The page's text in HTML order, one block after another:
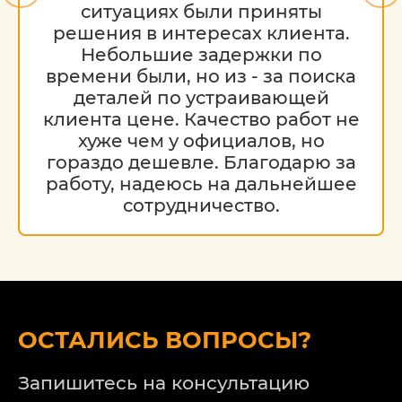
эффективные технологии и методики,
что позволяет выполнять по-настоящему
качественные жестяные работы
Фольксваген срочно и с минимальными
затратами для автовладельца. Мы
обеспечиваем полное восстановление
кузова транспортного средства даже
после наиболее сложных повреждений.
Обратите внимание на то, что данный
интернет-ресурс (в том числе указанные
ознакомительный характер и ни при
Статьи 437 (2) Гражданского кодекса РФ.
зависимости от марки автомобиля, его
ситуациях были приняты
решения в интересах клиента.
Небольшие задержки по
времени были, но из - за поиска
деталей по устраивающей
клиента цене. Качество работ не
хуже чем у официалов, но
гораздо дешевле. Благодарю за
работу, надеюсь на дальнейшее
сотрудничество.
ОСТАЛИСЬ ВОПРОСЫ?
Запишитесь на консультацию